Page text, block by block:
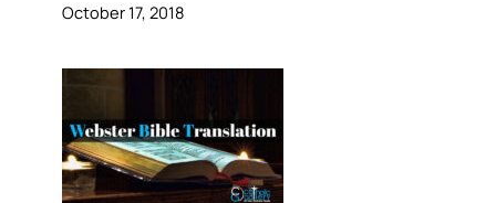
October 17, 2018